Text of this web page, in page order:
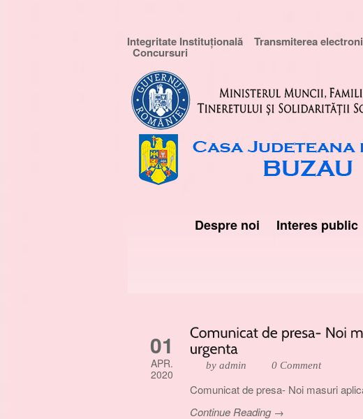
Integritate Instituțională
Transmiterea
Concursuri
Despre noi Interes public
01
APR.
2020
by admin 0 Comment
Comunicat de presa- Noi masuri
Continue Reading →